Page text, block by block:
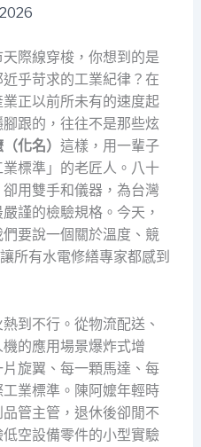
際線穿梭，你想到的是
乎苛求的工業紀律？在
正以前所未有的速度起
跟的，往往不是那些炫
化名） 這樣，用一輩子
標準」的老匠人。八十
用雙手和儀器，為台灣
謹的檢驗規格。今天，
要說一個關於溫度、競
所有水電修繕專家都感到
到不行。從物流配送、
的應用場景爆炸式增
旋翼、每一顆馬達、每
業標準。陳阿嬤年輕時
管主管，退休後卻閒不
空設備零件的小型實驗